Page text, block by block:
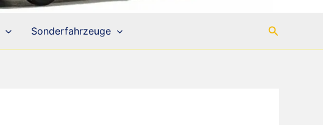
Sonderfahrzeuge Suchen